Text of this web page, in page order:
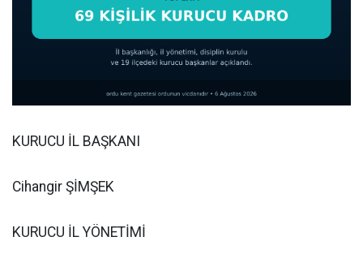
KURUCU İL BAŞKANI
Cihangir ŞİMŞEK
KURUCU İL YÖNETİMİ